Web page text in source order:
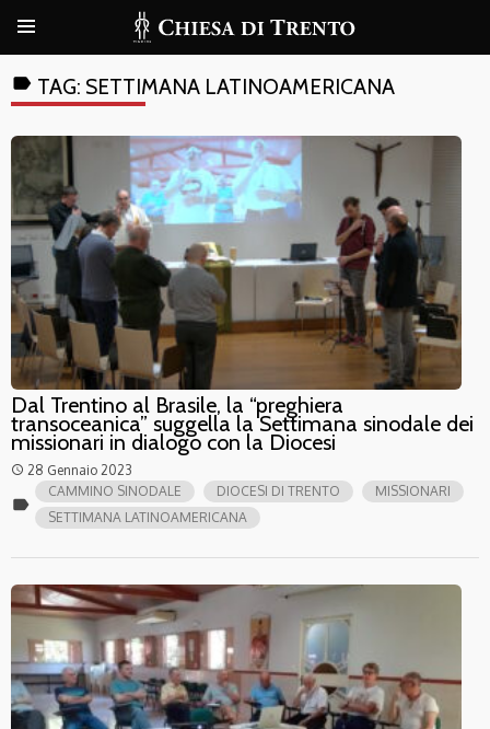
label TAG: SETTIMANA LATINOAMERICANA
Dal Trentino al Brasile, la “preghiera
transoceanica” suggella la Settimana sinodale dei
missionari in dialogo con la Diocesi
access_time 28 Gennaio 2023
label
CAMMINO SINODALE DIOCESI DI TRENTO
MISSIONARI
SETTIMANA LATINOAMERICANA